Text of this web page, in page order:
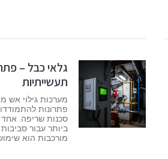
גלאי כבל –
תעשייתיות
מערכות גילוי אש
פתרונות
סכנות שריפה. אחד
ביותר עבור
מורכבות הוא